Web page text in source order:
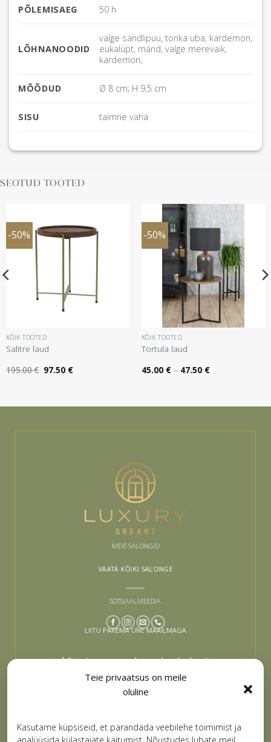
Teie privaatsus on meile
oluline
Kasutame küpsiseid, et parandada veebilehe toimimist ja
PÕLEMISAEG 50 h
LÕHNANOODID
valge sandlipuu, tonka uba, kardemon,
eukalüpt, mänd, valge merevaik,
kardemon,
MÕÕDUD Ø 8 cm; H 9,5 cm
SISU taimne vaha
SEOTUD TOOTED
-50%
KÕIK TOOTED
Salitre laud
195.00€ Algne
hind
97.50 €Praegune
hind
-50%
KÕIK TOOTED
Tortula laud
45.00 € – 47.50 €Hinnavahemik:
45.00 €
MEIE SALONGID
VAATA KÕIKI SALONGE
SOTSIAALMEEDIA
LIITU PAREMA UNE MAAILMAGA
Sinu tee paremaks uneks algab siit –
liitu ja lase end inspireerida
LIITUN